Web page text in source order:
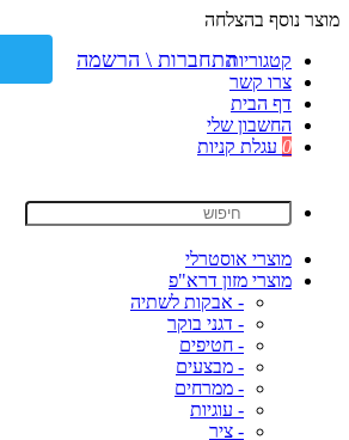
מוצר נוסף בהצלחה
קטגוריות
צרו קשר
דף הבית
החשבון שלי
0 עגלת קניות
מוצרי אוסטרלי
מוצרי מזון דרא"פ
- אבקות לשתיה
- דגני בוקר
- חטיפים
- מבצעים
- ממרחים
- עוגיות
- ציר
התחברות \ הרשמה